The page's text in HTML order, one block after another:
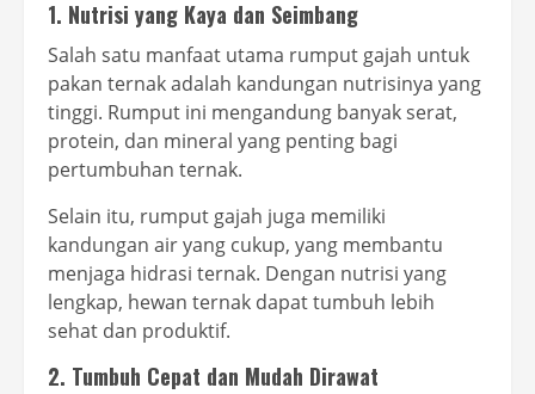
1. Nutrisi yang Kaya dan Seimbang
Salah satu manfaat utama rumput gajah untuk
pakan ternak adalah kandungan nutrisinya yang
tinggi. Rumput ini mengandung banyak serat,
protein, dan mineral yang penting bagi
pertumbuhan ternak.
Selain itu, rumput gajah juga memiliki
kandungan air yang cukup, yang membantu
menjaga hidrasi ternak. Dengan nutrisi yang
lengkap, hewan ternak dapat tumbuh lebih
sehat dan produktif.
2. Tumbuh Cepat dan Mudah Dirawat